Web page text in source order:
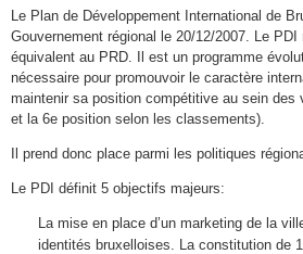
Le Plan de Développement International de
Gouvernement régional le 20/12/2007. Le PDI
équivalent au PRD. Il est un programme
nécessaire pour promouvoir le caractère
maintenir sa position compétitive au sein des
et la 6e position selon les classements).
Il prend donc place parmi les politiques
Le PDI définit 5 objectifs majeurs:
La mise en place d’un marketing de la
identités bruxelloises.
La constitution de